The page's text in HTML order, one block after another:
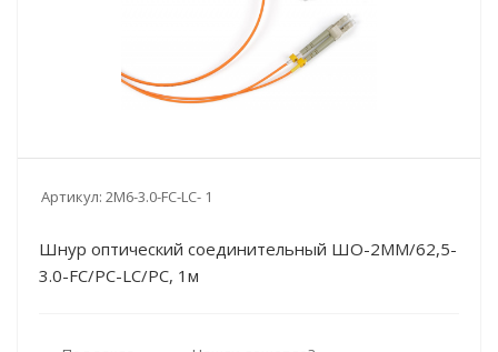
Артикул: 2M6-3.0-FC-LC- 1
Шнур оптический соединительный ШО-2MM/62,5-
3.0-FC/PC-LC/PC, 1м